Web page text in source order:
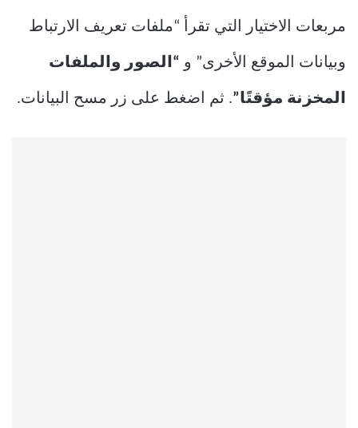
مربعات الاختيار التي تقرأ “ملفات تعريف الارتباط
وبيانات الموقع الأخرى” و “الصور والملفات
المخزنة مؤقتًا”. ثم اضغط على زر مسح البيانات.